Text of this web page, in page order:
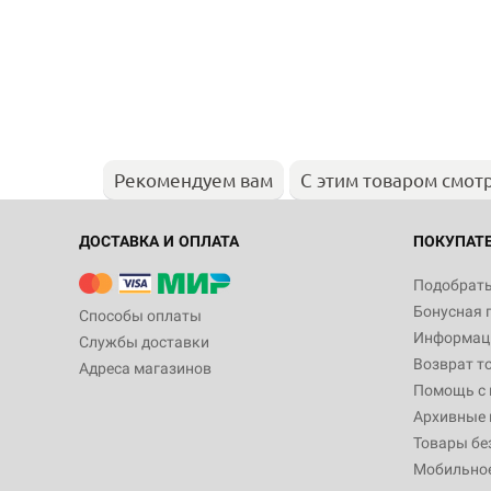
Рекомендуем вам С этим товаром
ДОСТАВКА И ОПЛАТА
Способы оплаты
Службы доставки
Адреса магазинов
Бонусная
Возврат
Помощь с
Архивные
Товары